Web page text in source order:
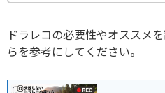
ドラレコの必要性やオススメ
らを参考にしてください。